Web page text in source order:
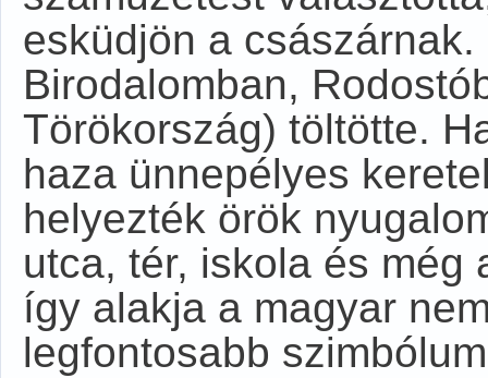
esküdjön a
Birodalomban,
Törökország) töltötte.
haza ünnepélyes
helyezték örök
utca, tér, iskola és még
így alakja a magyar
legfontosabb